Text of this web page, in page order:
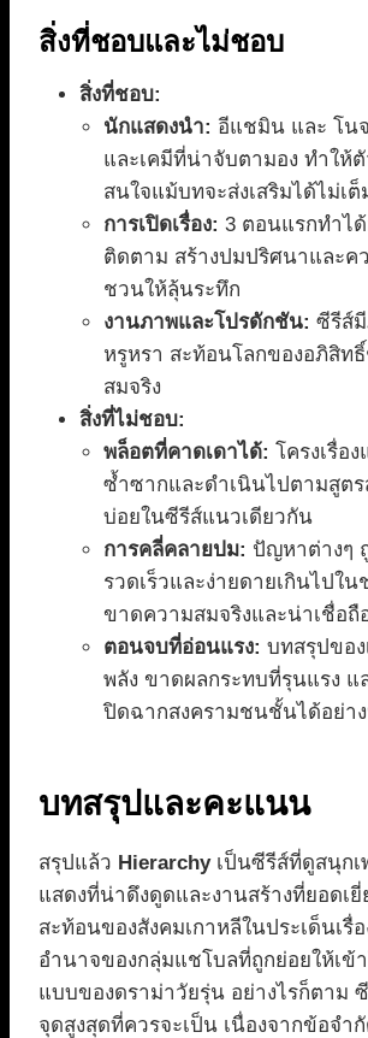
สิ่งที่ชอบและไม่ชอบ
สิ่งที่ชอบ:
นักแสดงนำ: อีแชมิน และ โน
และเคมีที่น่าจับตามอง ทำให้
สนใจแม้บทจะส่งเสริมได้ไม่เต็
การเปิดเรื่อง: 3 ตอนแรกทำไ
ติดตาม สร้างปมปริศนาและค
ชวนให้ลุ้นระทึก
งานภาพและโปรดักชัน: ซีรีส์
หรูหรา สะท้อนโลกของอภิสิท
สมจริง
สิ่งที่ไม่ชอบ:
พล็อตที่คาดเดาได้: โครงเรื่อ
ซ้ำซากและดำเนินไปตามสูตร
บ่อยในซีรีส์แนวเดียวกัน
การคลี่คลายปม: ปัญหาต่างๆ
รวดเร็วและง่ายดายเกินไปใ
ขาดความสมจริงและน่าเชื่อถื
ตอนจบที่อ่อนแรง: บทสรุปของ
พลัง ขาดผลกระทบที่รุนแรง แ
ปิดฉากสงครามชนชั้นได้อย่า
บทสรุปและคะแนน
สรุปแล้ว Hierarchyเป็นซีรีส์ที่ดูสนุกเ
แสดงที่น่าดึงดูดและงานสร้างที่ยอดเ
สะท้อนของสังคมเกาหลีในประเด็นเรื่
อำนาจของกลุ่มแชโบลที่ถูกย่อยให้เข้า
แบบของดราม่าวัยรุ่น อย่างไรก็ตาม
จุดสูงสุดที่ควรจะเป็น เนื่องจากข้อจำ